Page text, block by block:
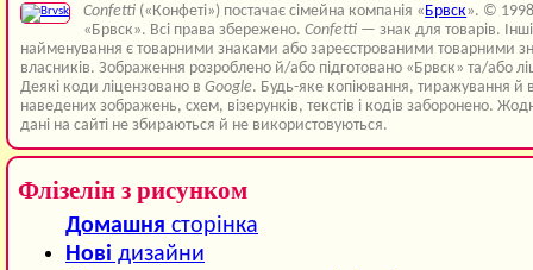
Confetti («Конфеті») постачає сімейна компанія « Брвск». ©
«Брвск». Всі права збережено.Confetti — знак для товарів. Інші
найменування є товарними знаками або зареєстрованими товарними
власників. Зображення розроблено й/або підготовано «Брвск» та/або
Деякі коди ліцензовано в Google. Будь-яке копіювання, тиражування й
наведених зображень, схем, візерунків, текстів і кодів заборонено.
дані на сайті не збираються й не використовуються.
Флізелін з рисунком
Домашня сторінка
Нові дизайни